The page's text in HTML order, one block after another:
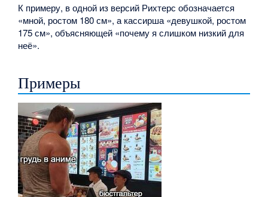
К примеру, в одной из версий Рихтерс обозначается
«мной, ростом 180 см», а кассирша «девушкой, ростом
175 см», объясняющей «почему я слишком низкий для
неё».
Примеры